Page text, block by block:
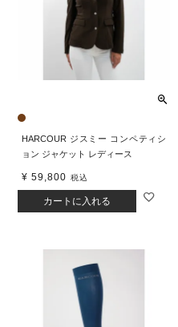
HARCOUR ジスミー コンペティシ
ョン ジャケット レディース
¥ 59,800 税込
カートに入れる